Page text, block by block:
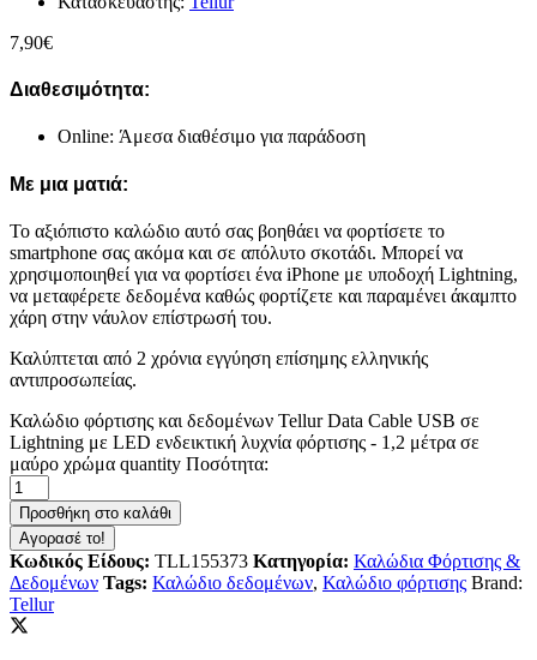
7,90€
Διαθεσιμότητα:
Online: Άμεσα διαθέσιμο για παράδοση
Με μια ματιά:
Το αξιόπιστο καλώδιο αυτό σας βοηθάει να φορτίσετε το
smartphone σας ακόμα και σε απόλυτο σκοτάδι. Μπορεί να
χρησιμοποιηθεί για να φορτίσει ένα iPhone με υποδοχή Lightning,
να μεταφέρετε δεδομένα καθώς φορτίζετε και παραμένει άκαμπτο
χάρη στην νάυλον επίστρωσή του.
Καλύπτεται από 2 χρόνια εγγύηση επίσημης ελληνικής
αντιπροσωπείας.
Καλώδιο φόρτισης και δεδομένων Tellur Data Cable USB σε
Lightning με LED ενδεικτική λυχνία φόρτισης - 1,2 μέτρα σε
μαύρο χρώμα quantity Ποσότητα:
Προσθήκη στο καλάθι
Αγορασέ το!
Κωδικός Είδους: TLL155373 Κατηγορία: Καλώδια Φόρτισης &
Δεδομένων Tags: Καλώδιο δεδομένων, Καλώδιο φόρτισης Brand:
Tellur